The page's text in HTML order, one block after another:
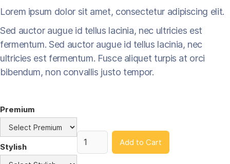
Lorem ipsum dolor sit amet, consectetur adipiscing elit.
Sed auctor augue id tellus lacinia, nec ultricies est
fermentum. Sed auctor augue id tellus lacinia, nec
ultricies est fermentum. Fusce aliquet turpis at orci
bibendum, non convallis justo tempor.
Premium
Stylish